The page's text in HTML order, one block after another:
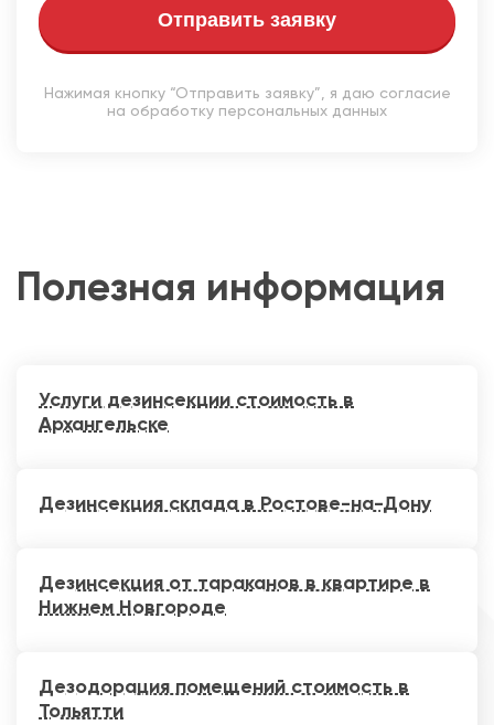
Отправить заявку
Нажимая кнопку “Отправить заявку”, я даю согласие
на обработку персональных данных
Полезная информация
Услуги дезинсекции стоимость в
Архангельске
Дезинсекция склада в Ростове-на-Дону
Дезинсекция от тараканов в квартире в
Нижнем Новгороде
Дезодорация помещений стоимость в
Тольятти